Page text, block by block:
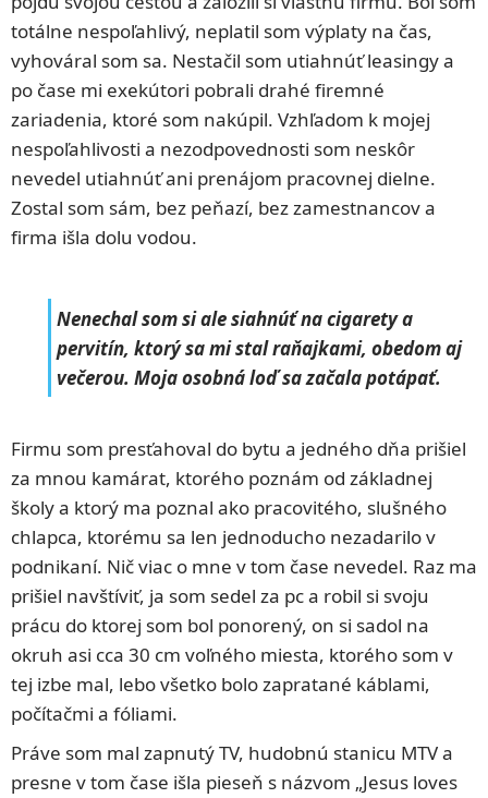
totálne nespoľahlivý, neplatil som výplaty na čas,
vyhováral som sa. Nestačil som utiahnúť leasingy a
po čase mi exekútori pobrali drahé firemné
zariadenia, ktoré som nakúpil. Vzhľadom k mojej
nespoľahlivosti a nezodpovednosti som neskôr
nevedel utiahnúť ani prenájom pracovnej dielne.
Zostal som sám, bez peňazí, bez zamestnancov a
firma išla dolu vodou.
Nenechal som si ale siahnúť na cigarety a
pervitín, ktorý sa mi stal raňajkami, obedom aj
večerou. Moja osobná loď sa začala potápať.
Firmu som presťahoval do bytu a jedného dňa prišiel
za mnou kamárat, ktorého poznám od základnej
školy a ktorý ma poznal ako pracovitého, slušného
chlapca, ktorému sa len jednoducho nezadarilo v
podnikaní. Nič viac o mne v tom čase nevedel. Raz ma
prišiel navštíviť, ja som sedel za pc a robil si svoju
prácu do ktorej som bol ponorený, on si sadol na
okruh asi cca 30 cm voľného miesta, ktorého som v
tej izbe mal, lebo všetko bolo zapratané káblami,
počítačmi a fóliami.
Práve som mal zapnutý TV, hudobnú stanicu MTV a
presne v tom čase išla pieseň s názvom „Jesus loves